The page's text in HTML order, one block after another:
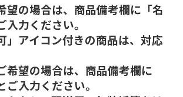
の場合は、商品備考欄に「名
力ください。
アイコン付きの商品は、対応
望の場合は、商品備考欄に
ご入力ください。